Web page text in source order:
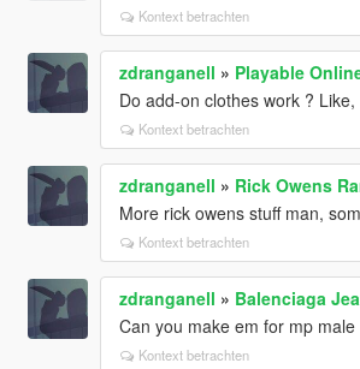
Kontext betrachten
zdranganell » Playable
Do add-on clothes work ? Like,
Kontext betrachten
zdranganell » Rick Owens
More rick owens stuff man,
Kontext betrachten
zdranganell » Balenciaga
Can you make em for mp male
Kontext betrachten